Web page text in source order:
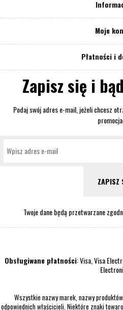
Moje
Płatności i
Zapisz się i
Podaj swój adres e-mail, jeżeli chcesz
ZAPISZ
Twoje dane będą przetwarzane
Obsługiwane płatności: Visa, Visa
Wszystkie nazwy marek, nazwy
odpowiednich właścicieli. Niektóre znaki